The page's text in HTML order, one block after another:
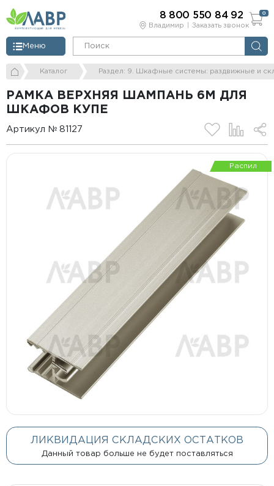
Владимир Заказать звонок
Меню
8 800 550 84 92 0
Каталог Раздел: 9. Шкафные системы: раздвижные и
РАМКА ВЕРХНЯЯ ШАМПАНЬ 6М ДЛЯ
ШКАФОВ КУПЕ
Артикул № 81127
Распил
ЛИКВИДАЦИЯ СКЛАДСКИХ ОСТАТКОВ
Данный товар больше не будет поставляться